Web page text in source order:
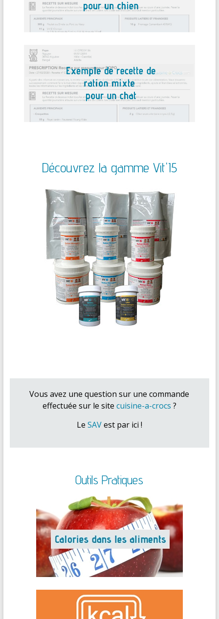
Découvrez la gamme Vit'I5
Vous avez une question sur une commande
effectuée sur le site cuisine-a-crocs ?
Le SAVest par ici !
Outils Pratiques